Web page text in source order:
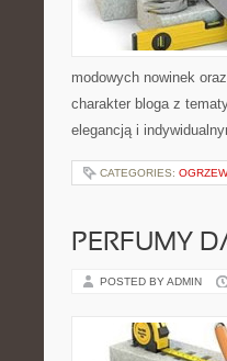
modowych nowinek
charakter bloga z
elegancją i
CATEGORIES:
PERFUMY
POSTED BY ADMIN